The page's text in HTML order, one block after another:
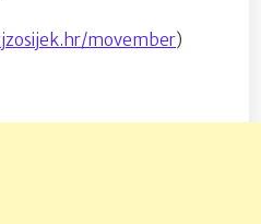
movember)